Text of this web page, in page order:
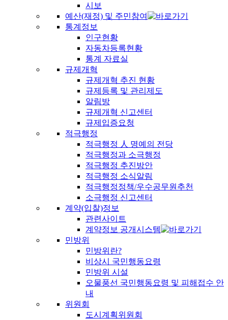
시보
예산(재정) 및 주민참여
통계정보
인구현황
자동차등록현황
통계 자료실
규제개혁
규제개혁 추진 현황
규제등록 및 관리제도
알림방
규제개혁 신고센터
규제입증요청
적극행정
적극행정 人 명예의 전당
적극행정과 소극행정
적극행정 추진방안
적극행정 소식알림
적극행정정책/우수공무원추천
소극행정 신고센터
계약(입찰)정보
관련사이트
계약정보 공개시스템
민방위
민방위란?
비상시 국민행동요령
민방위 시설
오물풍선 국민행동요령 및 피해접수 안
내
위원회
도시계획위원회